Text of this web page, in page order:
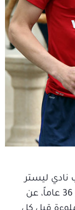
نادي ليستر
سيتي الإنجليزي جيمي فاردي، 36 عاماً، عن